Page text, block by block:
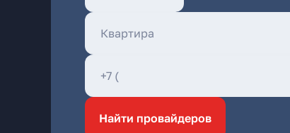
Найти провайдеров